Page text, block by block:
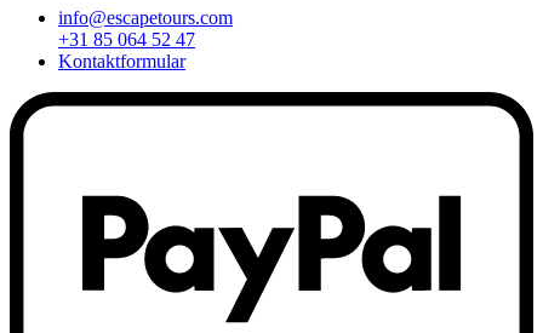
info@escapetours.com
+31 85 064 52 47
Kontaktformular